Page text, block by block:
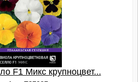
F1 Микс крупноцвет...